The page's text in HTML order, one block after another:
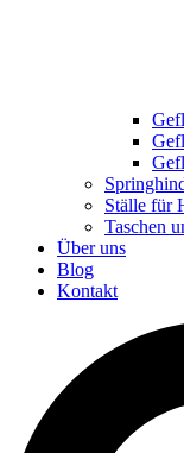
Ställe für
Taschen
Über uns
Blog
Kontakt